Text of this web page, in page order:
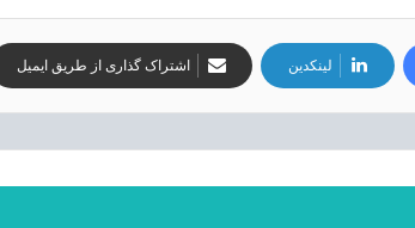
لینکدین اشتراک گذاری از طریق ایمیل